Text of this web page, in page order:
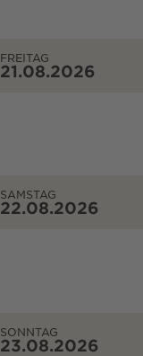
FREITAG
21.08.2026
SAMSTAG
22.08.2026
SONNTAG
23.08.2026